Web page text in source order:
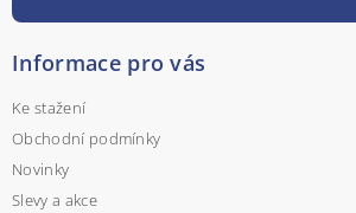
Informace pro vás
Ke stažení
Obchodní podmínky
Novinky
Slevy a akce